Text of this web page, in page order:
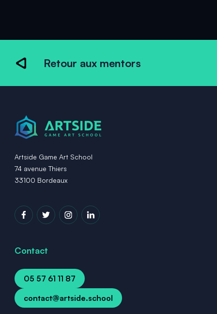
Retour aux mentors
Artside Game Art School
74 avenue Thiers
33100 Bordeaux
Contact
05 57 61 11 87
contact@artside.school